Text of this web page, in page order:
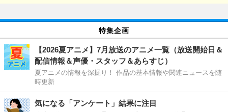
特集企画
【2026夏アニメ】7月放送のアニメ一覧（放送開始日＆
配信情報＆声優・スタッフ＆あらすじ）
夏アニメの情報を深掘り！ 作品の基本情報や関連ニュースを随
時更新
気になる「アンケート」結果に注目